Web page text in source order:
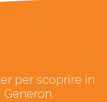
per scoprire in